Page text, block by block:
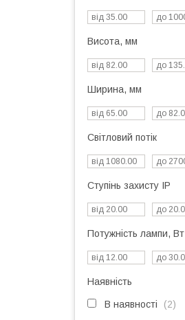
Висота, мм
Ширина, мм
Світловий потік
Ступінь захисту IP
Потужність лампи, Вт
Наявність
В наявності 2